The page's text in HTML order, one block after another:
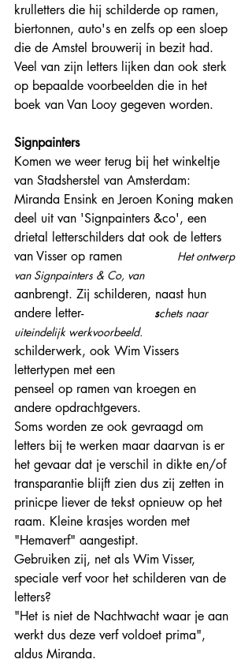
krulletters die hij schilderde op ramen,
biertonnen, auto's en zelfs op een sloep
die de Amstel brouwerij in bezit had.
Veel van zijn letters lijken dan ook sterk
op bepaalde voorbeelden die in het
boek van Van Looy gegeven worden.
Signpainters
Komen we weer terug bij het winkeltje
van Stadsherstel van Amsterdam:
Miranda Ensink en Jeroen Koning maken
deel uit van 'Signpainters &co', een
drietal letterschilders dat ook de letters
van Visser op ramen
Het ontwerp
van Signpainters & Co, van
aanbrengt. Zij schilderen, naast hun
andere letter-
schets naar
uiteindelijk werkvoorbeeld.
schilderwerk, ook Wim Vissers
lettertypen met een
penseel op ramen van kroegen en
andere opdrachtgevers.
Soms worden ze ook gevraagd om
letters bij te werken maar daarvan is er
het gevaar dat je verschil in dikte en/of
transparantie blijft zien dus zij zetten in
prinicpe liever de tekst opnieuw op het
raam. Kleine krasjes worden met
"Hemaverf" aangestipt.
Gebruiken zij, net als Wim Visser,
speciale verf voor het schilderen van de
letters?
"Het is niet de Nachtwacht waar je aan
werkt dus deze verf voldoet prima",
aldus Miranda.